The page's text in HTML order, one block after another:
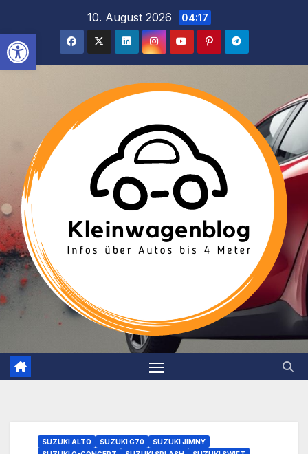
Werkzeugleiste öffnen
springen
10. August 2026 04:17
SUZUKI ALTO SUZUKI G70
SUZUKI JIMNY